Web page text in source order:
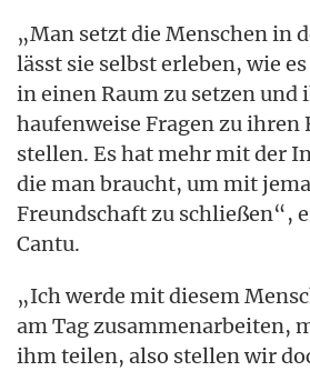
„Man setzt die Menschen in
lässt sie selbst erleben, wie
in einen Raum zu setzen und
haufenweise Fragen zu ihren
stellen. Es hat mehr mit der
die man braucht, um mit
Freundschaft zu schließen“,
Cantu.
„Ich werde mit diesem
am Tag zusammenarbeiten,
ihm teilen, also stellen wir